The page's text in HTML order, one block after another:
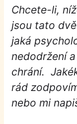
Chcete-li,
jsou tato
jaká
nedodržení
chrání.
rád
nebo mi